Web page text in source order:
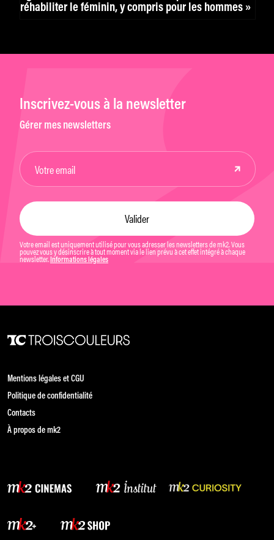
réhabiliter le féminin, y compris pour les hommes »
Inscrivez-vous à la newsletter
Gérer mes newsletters
Votre email est uniquement utilisé pour vous adresser les newsletters de mk2. Vous
pouvez vous y désinscrire à tout moment via le lien prévu à cet effet intégré à chaque
newsletter. Informations légales
Mentions légales et CGU
Politique de confidentialité
Contacts
À propos de mk2